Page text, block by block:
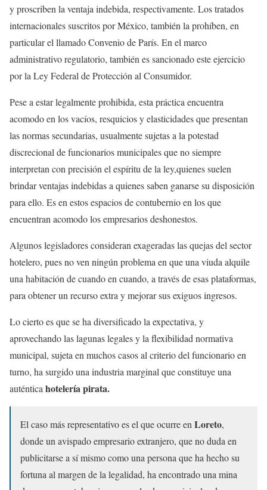
y proscriben la ventaja indebida, respectivamente. Los tratados
internacionales suscritos por México, también la prohíben, en
particular el llamado Convenio de París. En el marco
administrativo regulatorio, también es sancionado este ejercicio
por la Ley Federal de Protección al Consumidor.
Pese a estar legalmente prohibida, esta práctica encuentra
acomodo en los vacíos, resquicios y elasticidades que presentan
las normas secundarias, usualmente sujetas a la potestad
discrecional de funcionarios municipales que no siempre
interpretan con precisión el espíritu de la ley,quienes suelen
brindar ventajas indebidas a quienes saben ganarse su disposición
para ello. Es en estos espacios de contubernio en los que
encuentran acomodo los empresarios deshonestos.
Algunos legisladores consideran exageradas las quejas del sector
hotelero, pues no ven ningún problema en que una viuda alquile
una habitación de cuando en cuando, a través de esas plataformas,
para obtener un recurso extra y mejorar sus exiguos ingresos.
Lo cierto es que se ha diversificado la expectativa, y
aprovechando las lagunas legales y la flexibilidad normativa
municipal, sujeta en muchos casos al criterio del funcionario en
turno, ha surgido una industria marginal que constituye una
auténticahotelería pirata.
El caso más representativo es el que ocurre enLoreto,
donde un avispado empresario extranjero, que no duda en
publicitarse a sí mismo como una persona que ha hecho su
fortuna al margen de la legalidad, ha encontrado una mina